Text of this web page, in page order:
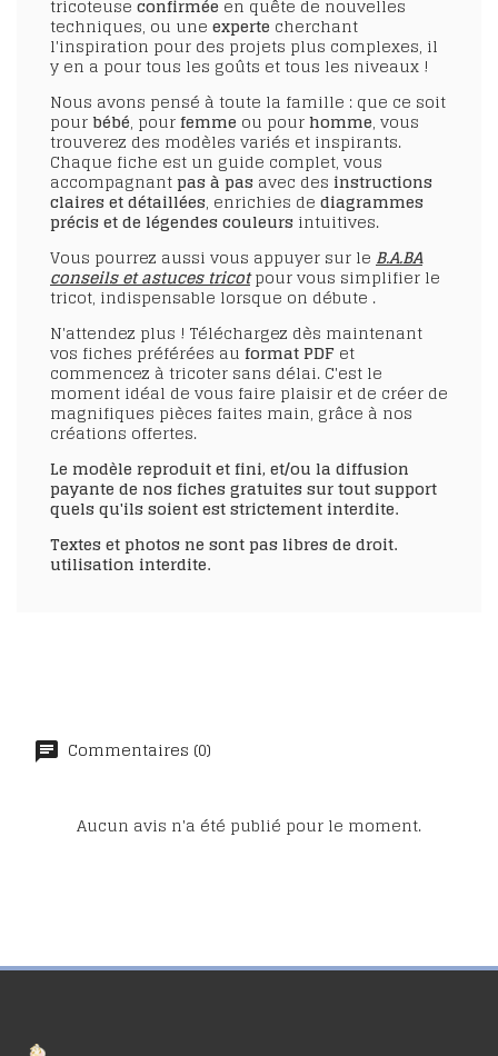
tricoteuse confirmée en quête de nouvelles
techniques, ou une experte cherchant
l'inspiration pour des projets plus complexes, il
y en a pour tous les goûts et tous les niveaux !
Nous avons pensé à toute la famille : que ce soit
pourbébé, pourfemme ou pourhomme, vous
trouverez des modèles variés et inspirants.
Chaque fiche est un guide complet, vous
accompagnantpas à pas avec des instructions
claires et détaillées, enrichies de diagrammes
précis et de légendes couleurs intuitives.
Vous pourrez aussi vous appuyer sur le B.A.BA
conseils et astuces tricotpour vous simplifier le
tricot, indispensable lorsque on débute .
N'attendez plus ! Téléchargez dès maintenant
vos fiches préférées au format PDF et
commencez à tricoter sans délai. C'est le
moment idéal de vous faire plaisir et de créer de
magnifiques pièces faites main, grâce à nos
créations offertes.
Le modèle reproduit et fini, et/ou la diffusion
payante de nos fiches gratuites sur tout support
quels qu'ils soient est strictement interdite.
Textes et photos ne sont pas libres de droit.
utilisation interdite.
Commentaires (0)
Aucun avis n'a été publié pour le moment.